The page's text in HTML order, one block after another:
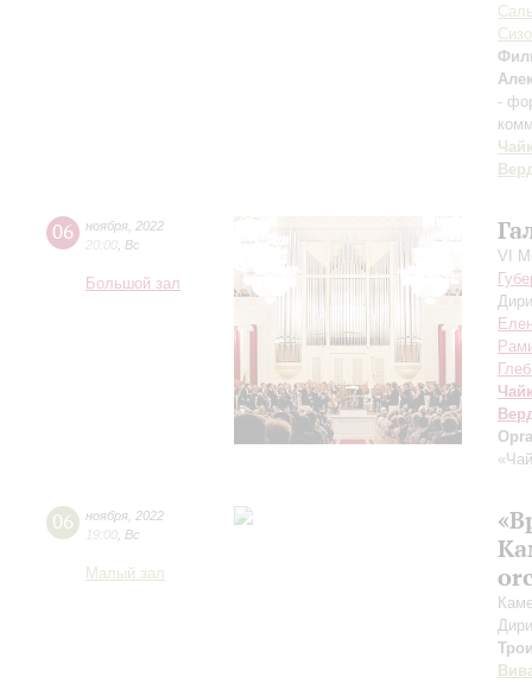
-
06 ноября 2022
20:00 Вс
Большой зал
VI
06 ноября 2022
19:00 Вс
Малый зал